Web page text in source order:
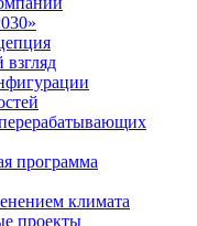
программа
климата
проекты